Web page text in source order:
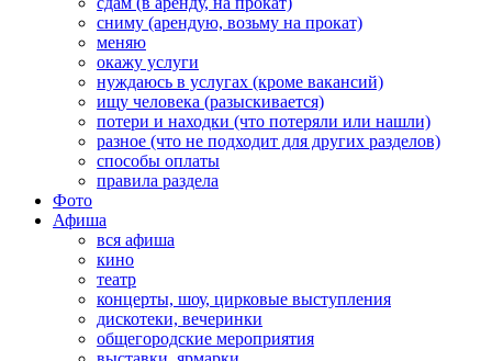
сниму (арендую, возьму на прокат)
меняю
окажу услуги
нуждаюсь в услугах (кроме вакансий)
ищу человека (разыскивается)
потери и находки (что потеряли или нашли)
разное (что не подходит для других разделов)
способы оплаты
правила раздела
Фото
Афиша
вся афиша
кино
театр
концерты, шоу, цирковые выступления
дискотеки, вечеринки
общегородские мероприятия